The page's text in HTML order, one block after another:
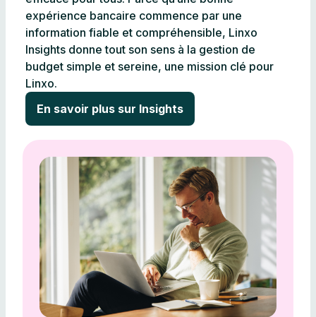
expérience bancaire commence par une
information fiable et compréhensible, Linxo
Insights donne tout son sens à la gestion de
budget simple et sereine, une mission clé pour
Linxo.
En savoir plus sur Insights